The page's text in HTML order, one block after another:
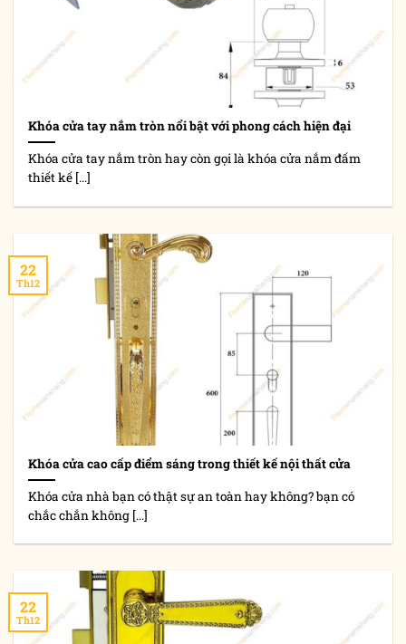
Khóa cửa tay nắm tròn nổi bật với phong cách hiện đại
Khóa cửa tay nắm tròn hay còn gọi là khóa cửa nắm đấm
thiết kế [...]
Khóa cửa cao cấp điểm sáng trong thiết kế nội thất cửa
Khóa cửa nhà bạn có thật sự an toàn hay không? bạn có
chắc chắn không [...]
22
Th12
22
Th12